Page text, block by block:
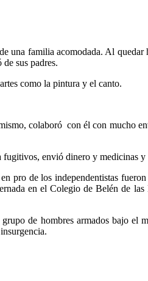
una familia acomodada. Al
sus padres.
como la pintura y el canto.
colaboró con él con mucho
envió dinero y medicinas
pro de los independentistas
en el Colegio de Belén de
de hombres armados bajo el